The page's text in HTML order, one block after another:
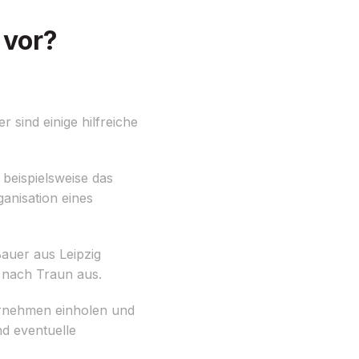
sind einige hilfreiche
das
eines
aus Leipzig
Traun aus.
einholen und
eventuelle